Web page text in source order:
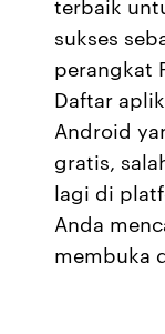
sukses
perangkat
Daftar
Android
gratis,
lagi di
Anda
membuka